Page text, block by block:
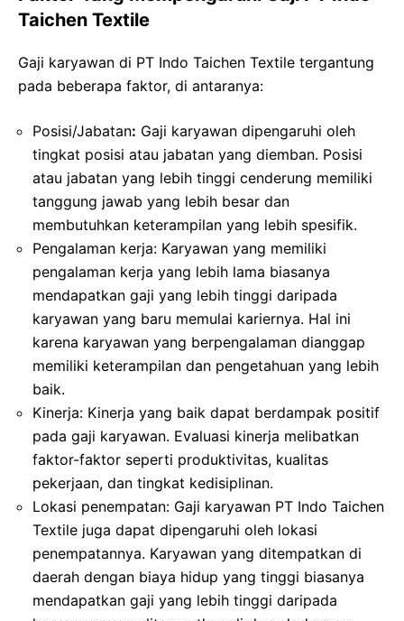
Taichen Textile
Gaji karyawan di PT Indo Taichen Textile tergantung
pada beberapa faktor, di antaranya:
Posisi/Jabatan: Gaji karyawan dipengaruhi oleh
tingkat posisi atau jabatan yang diemban. Posisi
atau jabatan yang lebih tinggi cenderung memiliki
tanggung jawab yang lebih besar dan
membutuhkan keterampilan yang lebih spesifik.
Pengalaman kerja: Karyawan yang memiliki
pengalaman kerja yang lebih lama biasanya
mendapatkan gaji yang lebih tinggi daripada
karyawan yang baru memulai kariernya. Hal ini
karena karyawan yang berpengalaman dianggap
memiliki keterampilan dan pengetahuan yang lebih
baik.
Kinerja: Kinerja yang baik dapat berdampak positif
pada gaji karyawan. Evaluasi kinerja melibatkan
faktor-faktor seperti produktivitas, kualitas
pekerjaan, dan tingkat kedisiplinan.
Lokasi penempatan: Gaji karyawan PT Indo Taichen
Textile juga dapat dipengaruhi oleh lokasi
penempatannya. Karyawan yang ditempatkan di
daerah dengan biaya hidup yang tinggi biasanya
mendapatkan gaji yang lebih tinggi daripada